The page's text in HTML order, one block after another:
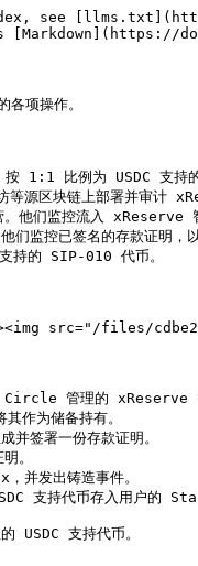
see
[Markdown](https://
项操作。
1:1 比例为 USDC 支持的
块链上部署并审计
监控流入 xReserve 智能
控已签名的存款证明，
持的 SIP-010 代币。
src="/files/
Circle 管理的 xReserve
作为储备持有。
签署一份存款证明。
。
并发出铸造事件。
支持代币存入用户的
USDC 支持代币。